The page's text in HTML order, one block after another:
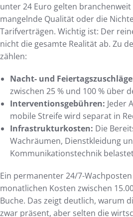
unter 24 Euro gelten
mangelnde Qualität oder die
Tarifverträgen. Wichtig ist: Der
nicht die gesamte Realität ab. Zu
zählen:
Nacht- und
zwischen 25 % und 100 % über
Interventionsgebühren: Jeder
mobile Streife wird separat in
Infrastrukturkosten: Die
Wachräumen, Dienstkleidung
Kommunikationstechnik
Ein permanenter 24/7-
monatlichen Kosten zwischen
Buche. Das zeigt deutlich, warum
zwar präsent, aber selten die